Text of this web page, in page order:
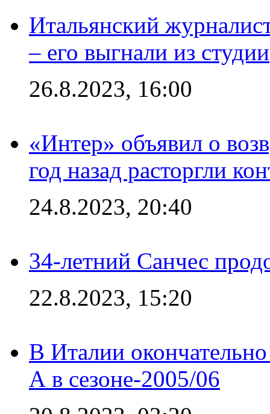
Итальянский
– его выгнали из студии
26.8.2023, 16:00
«Интер» объявил о
год назад расторгли
24.8.2023, 20:40
34-летний Санчес
22.8.2023, 15:20
В Италии
А в сезоне-2005/06